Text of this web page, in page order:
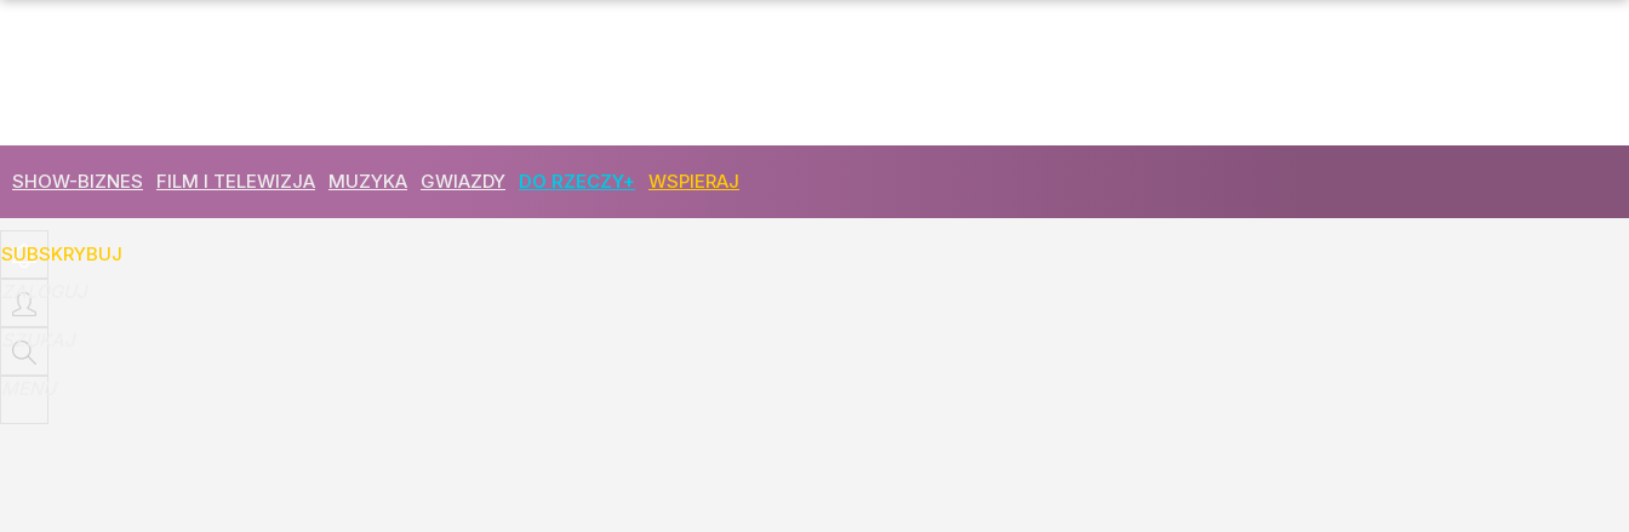
SHOW-BIZNES FILM I TELEWIZJA MUZYKA GWIAZDY DO RZECZY+ WSPIERAJ
SUBSKRYBUJ
ZALOGUJ
SZUKAJ